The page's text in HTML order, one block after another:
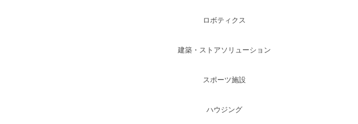
ロボティクス
建築・ストアソリューション
スポーツ施設
ハウジング